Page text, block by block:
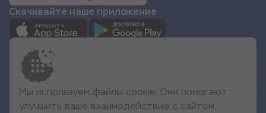
Скачивайте наше приложение
Мы используем файлы cookie. Они помогают
улучшить ваше взаимодействие с сайтом.